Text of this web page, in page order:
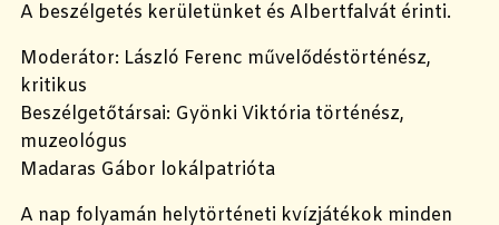
A beszélgetés kerületünket és Albertfalvát érinti.
Moderátor: László Ferenc művelődéstörténész,
kritikus
Beszélgetőtársai: Gyönki Viktória történész,
muzeológus
Madaras Gábor lokálpatrióta
A nap folyamán helytörténeti kvízjátékok minden